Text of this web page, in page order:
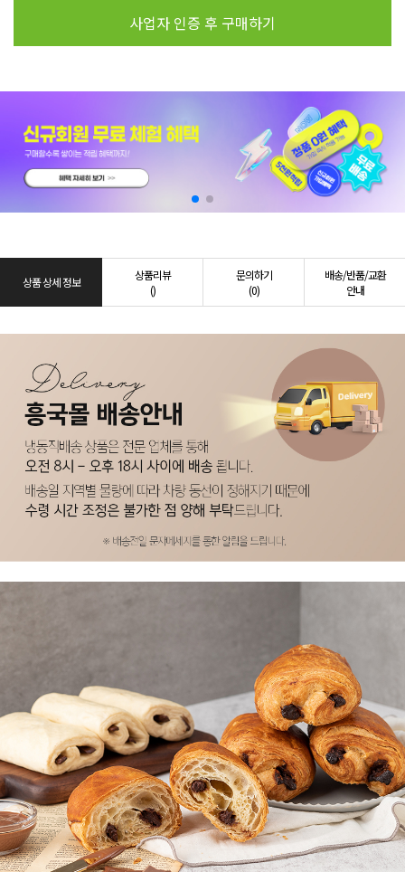
사업자 인증 후 구매하기
상품 상세 정보
상품리뷰
()
문의하기
(0)
배송/반품/교환
안내